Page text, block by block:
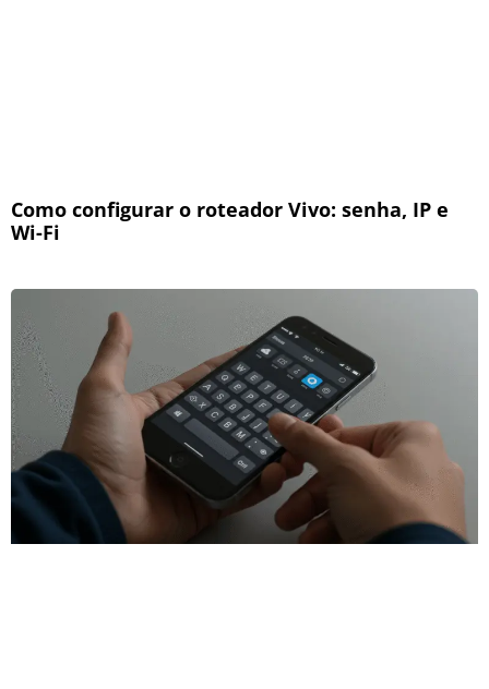
Como configurar o roteador Vivo: senha, IP e
Wi-Fi